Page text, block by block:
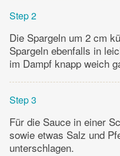
Step 2
Die Spargeln um 2 cm
Spargeln ebenfalls in
im Dampf knapp weich
Step 3
Für die Sauce in einer
sowie etwas Salz und
unterschlagen.